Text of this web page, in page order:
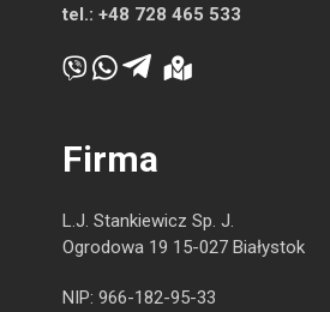
tel.: +48 728 465 533
Firma
L.J. Stankiewicz Sp. J.
Ogrodowa 19 15-027 Białystok
NIP: 966-182-95-33